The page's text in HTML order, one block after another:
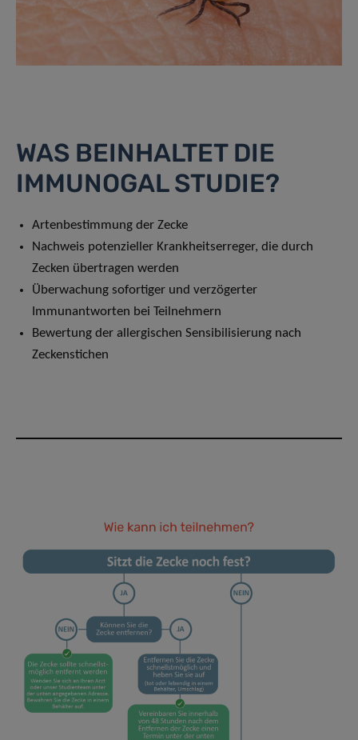
WAS BEINHALTET DIE
IMMUNOGAL STUDIE?
Artenbestimmung der Zecke
Nachweis potenzieller Krankheitserreger, die durch
Zecken übertragen werden
Überwachung sofortiger und verzögerter
Immunantworten bei Teilnehmern
Bewertung der allergischen Sensibilisierung nach
Zeckenstichen